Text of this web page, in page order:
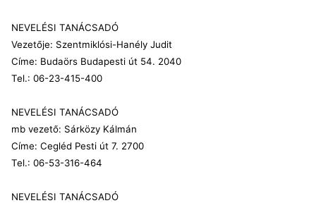
NEVELÉSI TANÁCSADÓ
Vezetője: Szentmiklósi-Hanély Judit
Címe: Budaörs Budapesti út 54. 2040
Tel.: 06-23-415-400
NEVELÉSI TANÁCSADÓ
mb vezető: Sárközy Kálmán
Címe: Cegléd Pesti út 7. 2700
Tel.: 06-53-316-464
NEVELÉSI TANÁCSADÓ